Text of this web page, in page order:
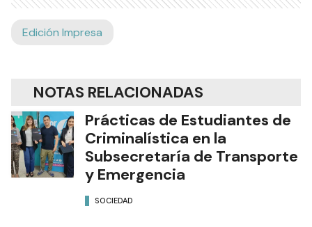
Edición Impresa
NOTAS RELACIONADAS
Prácticas de Estudiantes de
Criminalística en la
Subsecretaría de Transporte
y Emergencia
SOCIEDAD